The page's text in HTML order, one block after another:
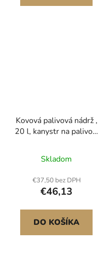
Kovová palivová nádrž ,
20 l, kanystr na palivo s
rukojetí, maximální
průtok 6 l/min,
nepropustná a
korozivzdorná kovová
nádrž na benzín pro
většinu aut, motocyklů,
čtyřkolek, UTV, žlutá
Skladom
€37,50 bez DPH
€46,13
DO KOŠÍKA